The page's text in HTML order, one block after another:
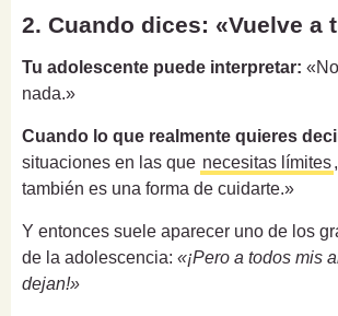
2. Cuando dices: «Vuelve a
Tu adolescente puede interpretar:
nada.»
Cuando lo que realmente quieres
situaciones en las que necesitas límites
también es una forma de cuidarte.»
Y entonces suele aparecer uno de los
de la adolescencia: «¡Pero a todos mis
dejan!»